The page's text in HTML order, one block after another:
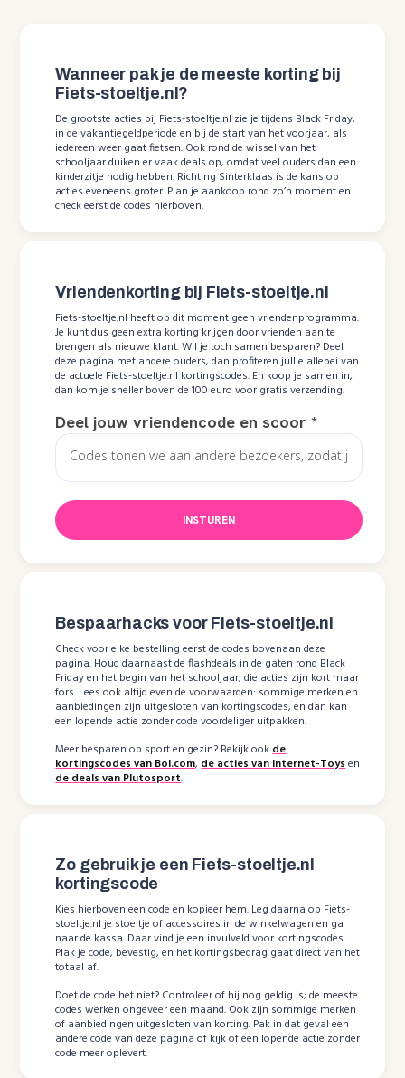
Wanneer pak je de meeste korting bij
Fiets-stoeltje.nl?
De grootste acties bij Fiets-stoeltje.nl zie je tijdens Black Friday,
in de vakantiegeldperiode en bij de start van het voorjaar, als
iedereen weer gaat fietsen. Ook rond de wissel van het
schooljaar duiken er vaak deals op, omdat veel ouders dan een
kinderzitje nodig hebben. Richting Sinterklaas is de kans op
acties eveneens groter. Plan je aankoop rond zo’n moment en
check eerst de codes hierboven.
Vriendenkorting bij Fiets-stoeltje.nl
Fiets-stoeltje.nl heeft op dit moment geen vriendenprogramma.
Je kunt dus geen extra korting krijgen door vrienden aan te
brengen als nieuwe klant. Wil je toch samen besparen? Deel
deze pagina met andere ouders, dan profiteren jullie allebei van
de actuele Fiets-stoeltje.nl kortingscodes. En koop je samen in,
dan kom je sneller boven de 100 euro voor gratis verzending.
Deel jouw vriendencode en scoor*
INSTUREN
Bespaarhacks voor Fiets-stoeltje.nl
Check voor elke bestelling eerst de codes bovenaan deze
pagina. Houd daarnaast de flashdeals in de gaten rond Black
Friday en het begin van het schooljaar; die acties zijn kort maar
fors. Lees ook altijd even de voorwaarden: sommige merken en
aanbiedingen zijn uitgesloten van kortingscodes, en dan kan
een lopende actie zonder code voordeliger uitpakken.
Meer besparen op sport en gezin? Bekijk ookde
kortingscodes van Bol.com,de acties van Internet-Toysen
de deals van Plutosport.
Zo gebruik je een Fiets-stoeltje.nl
kortingscode
Kies hierboven een code en kopieer hem. Leg daarna op Fiets-
stoeltje.nl je stoeltje of accessoires in de winkelwagen en ga
naar de kassa. Daar vind je een invulveld voor kortingscodes.
Plak je code, bevestig, en het kortingsbedrag gaat direct van het
totaal af.
Doet de code het niet? Controleer of hij nog geldig is; de meeste
codes werken ongeveer een maand. Ook zijn sommige merken
of aanbiedingen uitgesloten van korting. Pak in dat geval een
andere code van deze pagina of kijk of een lopende actie zonder
code meer oplevert.